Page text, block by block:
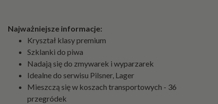
Najważniejsze informacje:
Kryształ klasy premium
Szklanki do piwa
Nadają się do zmywarek i wyparzarek
Idealne do serwisu Pilsner, Lager
Mieszczą się w koszach transportowych - 36
przegródek